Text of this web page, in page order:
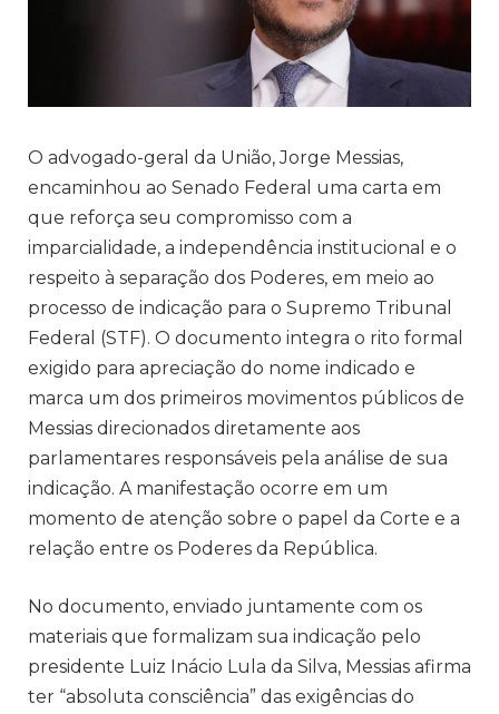
O advogado-geral da União, Jorge Messias,
encaminhou ao Senado Federal uma carta em
que reforça seu compromisso com a
imparcialidade, a independência institucional e o
respeito à separação dos Poderes, em meio ao
processo de indicação para o Supremo Tribunal
Federal (STF). O documento integra o rito formal
exigido para apreciação do nome indicado e
marca um dos primeiros movimentos públicos de
Messias direcionados diretamente aos
parlamentares responsáveis pela análise de sua
indicação. A manifestação ocorre em um
momento de atenção sobre o papel da Corte e a
relação entre os Poderes da República.
No documento, enviado juntamente com os
materiais que formalizam sua indicação pelo
presidente Luiz Inácio Lula da Silva, Messias afirma
ter “absoluta consciência” das exigências do